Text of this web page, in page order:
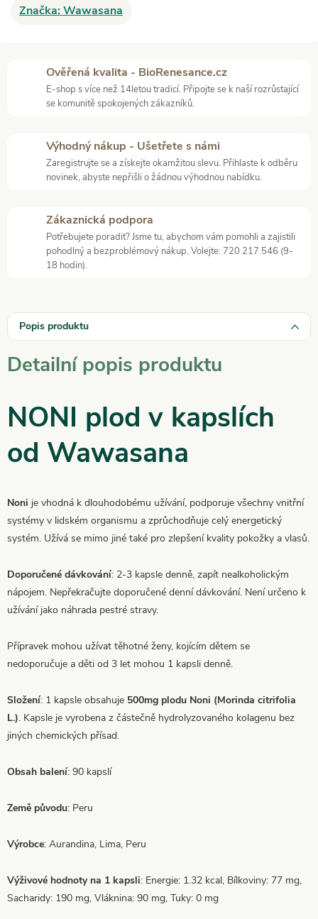
Značka:Wawasana
Ověřená kvalita - BioRenesance.cz
E-shop s více než 14letou tradicí. Připojte se k naší rozrůstající
se komunitě spokojených zákazníků.
Výhodný nákup - Ušetřete s námi
Zaregistrujte se a získejte okamžitou slevu. Přihlaste k odběru
novinek, abyste nepřišli o žádnou výhodnou nabídku.
Zákaznická podpora
Potřebujete poradit? Jsme tu, abychom vám pomohli a zajistili
pohodlný a bezproblémový nákup. Volejte: 720 217 546 (9-
18 hodin).
Popis produktu
Detailní popis produktu
NONI plod v kapslích
od Wawasana
Noni je vhodná k dlouhodobému užívání, podporuje všechny vnitřní
systémy v lidském organismu a zprůchodňuje celý energetický
systém. Užívá se mimo jiné také pro zlepšení kvality pokožky a vlasů.
Doporučené dávkování: 2-3 kapsle denně, zapít nealkoholickým
nápojem. Nepřekračujte doporučené denní dávkování. Není určeno k
užívání jako náhrada pestré stravy.
Přípravek mohou užívat těhotné ženy, kojícím dětem se
nedoporučuje a děti od 3 let mohou 1 kapsli denně.
Složení: 1 kapsle obsahuje 500mg plodu Noni (Morinda citrifolia
L.). Kapsle je vyrobena z částečně hydrolyzovaného kolagenu bez
jiných chemických přísad.
Obsah balení: 90 kapslí
Země původu: Peru
Výrobce: Aurandina, Lima, Peru
Výživové hodnoty na 1 kapsli: Energie: 1.32 kcal, Bílkoviny: 77 mg,
Sacharidy: 190 mg, Vláknina: 90 mg, Tuky: 0 mg